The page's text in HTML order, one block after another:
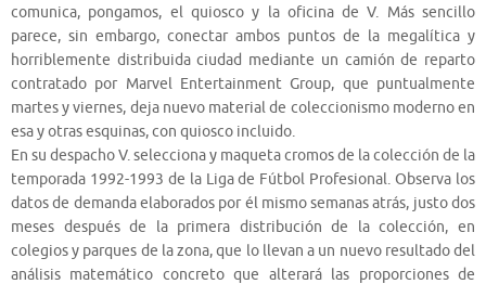
comunica, pongamos, el quiosco y la oficina de V. Más sencillo
parece, sin embargo, conectar ambos puntos de la megalítica y
horriblemente distribuida ciudad mediante un camión de reparto
contratado por Marvel Entertainment Group, que puntualmente
martes y viernes, deja nuevo material de coleccionismo moderno en
esa y otras esquinas, con quiosco incluido.
En su despacho V. selecciona y maqueta cromos de la colección de la
temporada 1992-1993 de la Liga de Fútbol Profesional. Observa los
datos de demanda elaborados por él mismo semanas atrás, justo dos
meses después de la primera distribución de la colección, en
colegios y parques de la zona, que lo llevan a un nuevo resultado del
análisis matemático concreto que alterará las proporciones de